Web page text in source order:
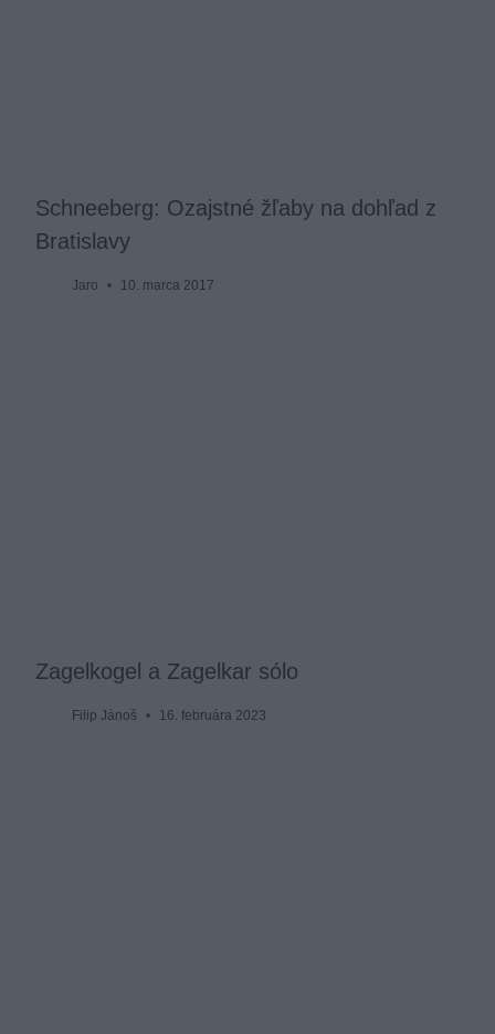
Schneeberg: Ozajstné žľaby na dohľad z
Bratislavy
Jaro 10. marca 2017
Zagelkogel a Zagelkar sólo
Filip Jánoš 16. februára 2023